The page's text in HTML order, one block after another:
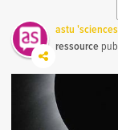
astu 'sciences
ressource